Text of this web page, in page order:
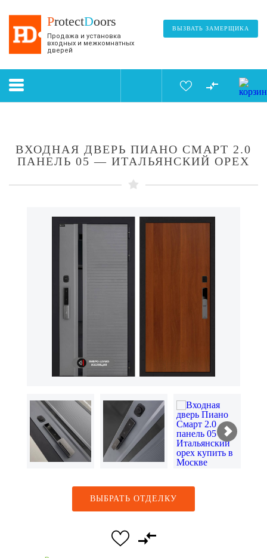
ProtectDoors
Продажа и установка
входных и межкомнатных
дверей
ВЫЗВАТЬ ЗАМЕРЩИКА
ВХОДНАЯ ДВЕРЬ ПИАНО СМАРТ 2.0
ПАНЕЛЬ 05 — ИТАЛЬЯНСКИЙ ОРЕХ
ВЫБРАТЬ ОТДЕЛКУ